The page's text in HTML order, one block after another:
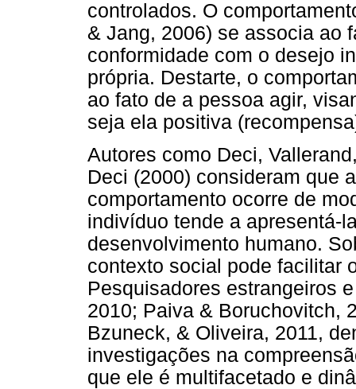
controlados. O
& Jang, 2006) se associa ao
conformidade com o desejo
própria. Destarte, o
ao fato de a pessoa agir,
seja ela positiva
Autores como Deci,
Deci (2000) consideram que
comportamento ocorre de
indivíduo tende a apresentá-
desenvolvimento humano.
contexto social pode facilitar
Pesquisadores estrangeiros
2010; Paiva & Boruchovitch,
Bzuneck, & Oliveira, 2011,
investigações na
que ele é multifacetado e